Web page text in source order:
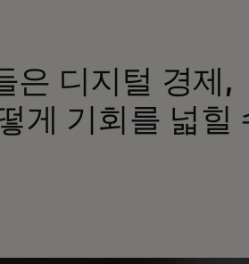
은 디지털 경제,
게 기회를 넓힐